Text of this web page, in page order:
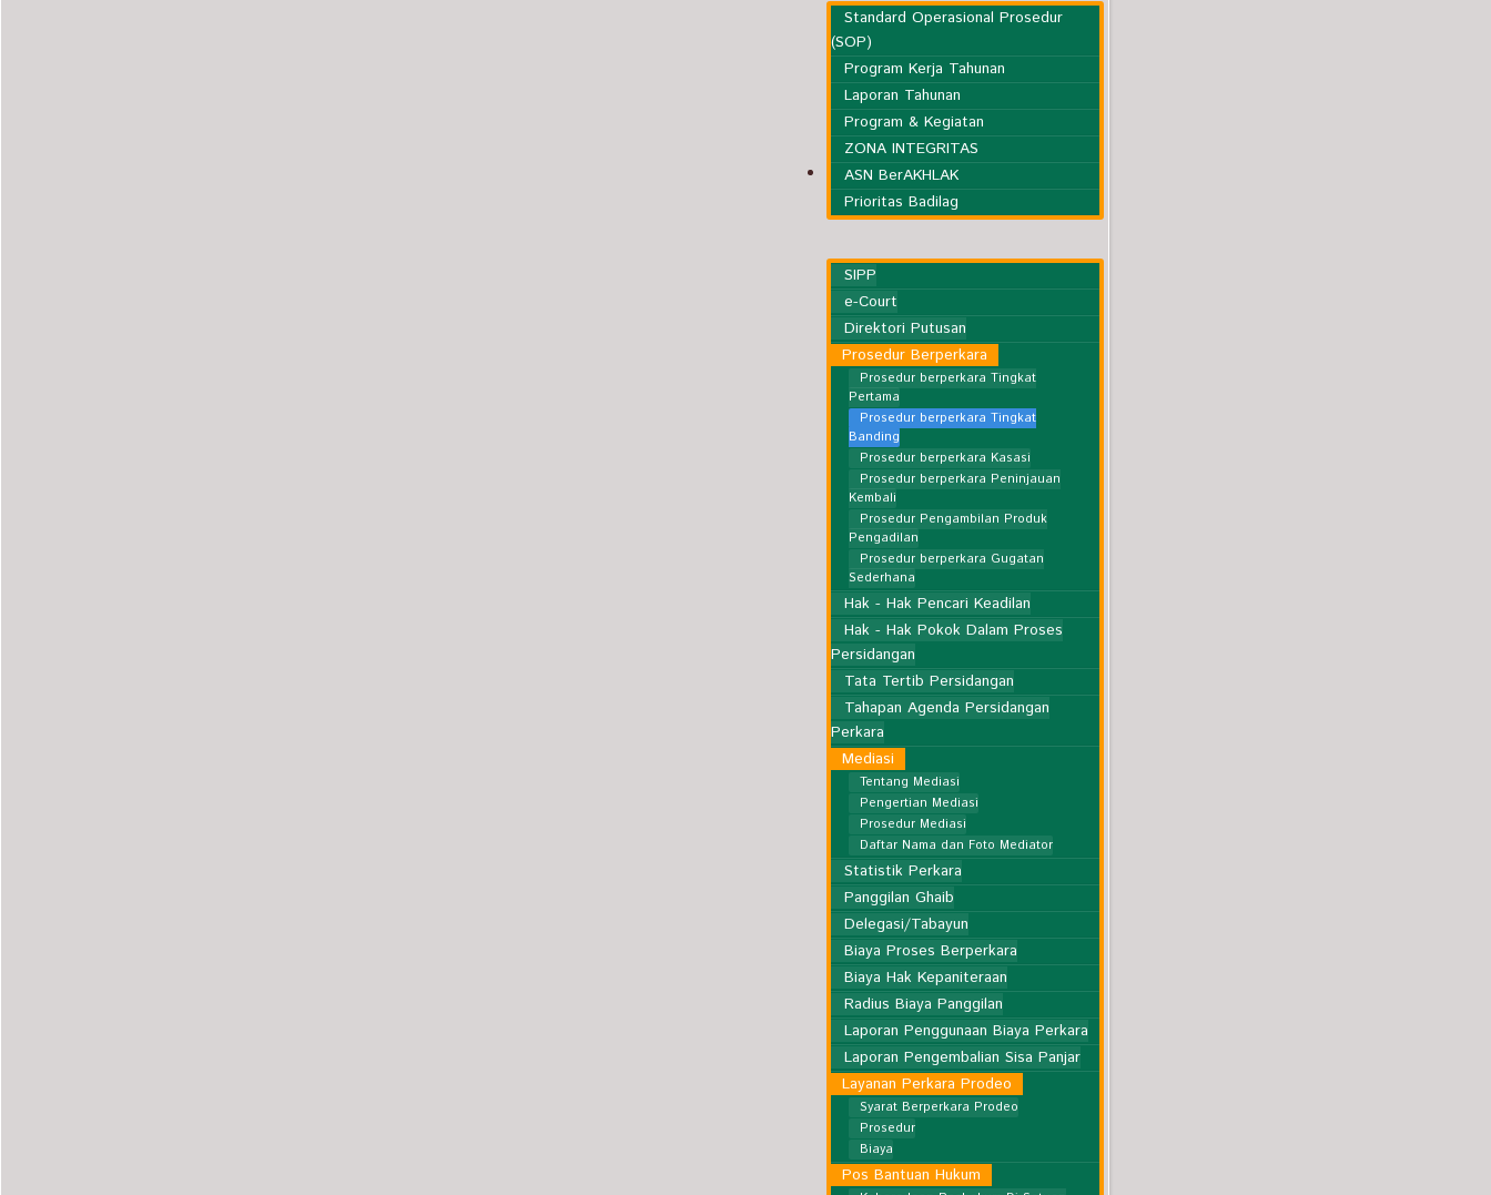
Standard Operasional Prosedur
(SOP)
Program Kerja Tahunan
Laporan Tahunan
Program & Kegiatan
ZONA INTEGRITAS
ASN BerAKHLAK
Prioritas Badilag
Kepaniteraan
SIPP
e-Court
Direktori Putusan
Prosedur Berperkara
Prosedur berperkara Tingkat
Pertama
Prosedur berperkara Tingkat
Banding
Prosedur berperkara Kasasi
Prosedur berperkara Peninjauan
Kembali
Prosedur Pengambilan Produk
Pengadilan
Prosedur berperkara Gugatan
Sederhana
Hak - Hak Pencari Keadilan
Hak - Hak Pokok Dalam Proses
Persidangan
Tata Tertib Persidangan
Tahapan Agenda Persidangan
Perkara
Mediasi
Tentang Mediasi
Pengertian Mediasi
Prosedur Mediasi
Daftar Nama dan Foto Mediator
Statistik Perkara
Panggilan Ghaib
Delegasi/Tabayun
Biaya Proses Berperkara
Biaya Hak Kepaniteraan
Radius Biaya Panggilan
Laporan Penggunaan Biaya Perkara
Laporan Pengembalian Sisa Panjar
Layanan Perkara Prodeo
Syarat Berperkara Prodeo
Prosedur
Biaya
Pos Bantuan Hukum